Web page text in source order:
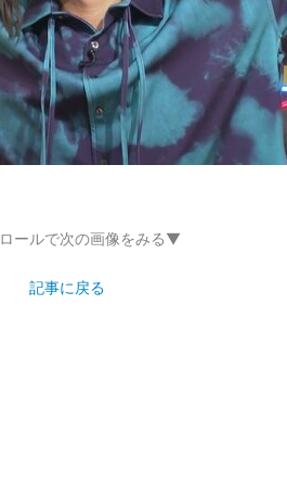
ールで次の画像をみる▼
記事に戻る